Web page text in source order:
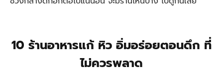
10 ร้านอาหารแก้ หิว อิ่มอร่อยตอนดึก ที่
ไม่ควรพลาด